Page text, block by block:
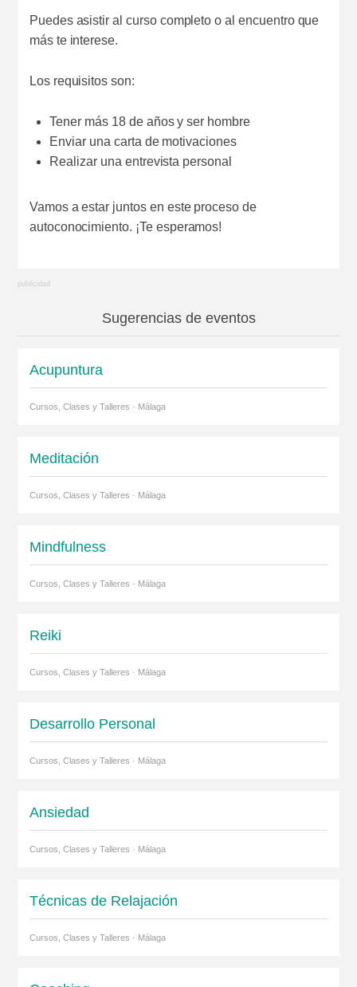
Puedes asistir al curso completo o al encuentro que
más te interese.
Los requisitos son:
Tener más 18 de años y ser hombre
Enviar una carta de motivaciones
Realizar una entrevista personal
Vamos a estar juntos en este proceso de
autoconocimiento. ¡Te esperamos!
Sugerencias de eventos
Acupuntura
Cursos, Clases y Talleres · Málaga
Meditación
Cursos, Clases y Talleres · Málaga
Mindfulness
Cursos, Clases y Talleres · Málaga
Reiki
Cursos, Clases y Talleres · Málaga
Desarrollo Personal
Cursos, Clases y Talleres · Málaga
Ansiedad
Cursos, Clases y Talleres · Málaga
Técnicas de Relajación
Cursos, Clases y Talleres · Málaga